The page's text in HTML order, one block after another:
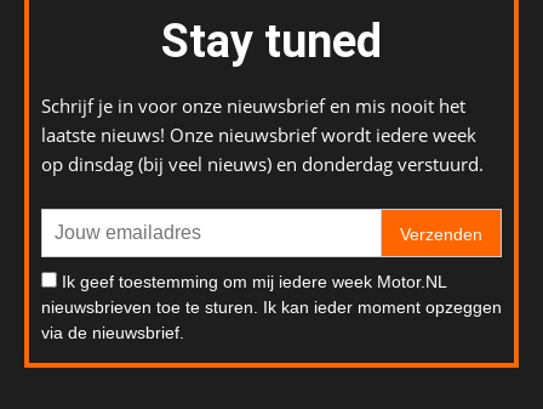
Stay tuned
Schrijf je in voor onze nieuwsbrief en mis nooit het
laatste nieuws! Onze nieuwsbrief wordt iedere week
op dinsdag (bij veel nieuws) en donderdag verstuurd.
Verzenden
Ik geef toestemming om mij iedere week Motor.NL
nieuwsbrieven toe te sturen. Ik kan ieder moment opzeggen
via de nieuwsbrief.